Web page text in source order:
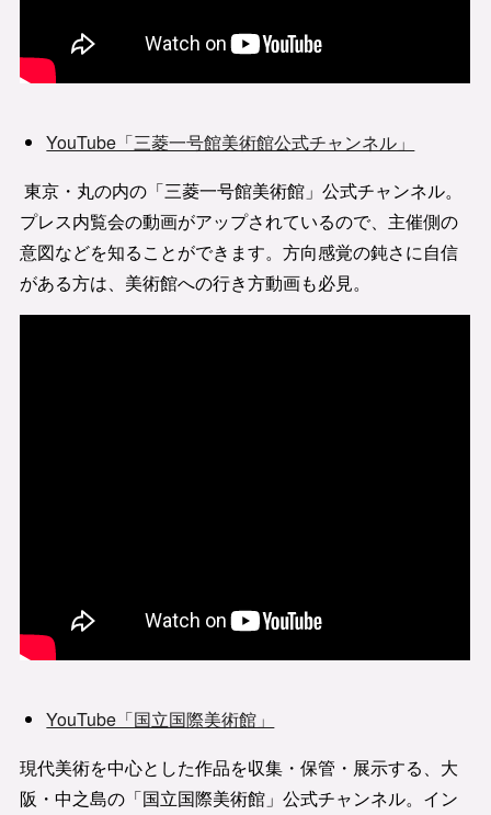
YouTube「三菱一号館美術館公式チャンネル」
東京・丸の内の「三菱一号館美術館」公式チャンネル。
プレス内覧会の動画がアップされているので、主催側の
意図などを知ることができます。方向感覚の鈍さに自信
がある方は、美術館への行き方動画も必見。
YouTube「国立国際美術館」
現代美術を中心とした作品を収集・保管・展示する、大
阪・中之島の「国立国際美術館」公式チャンネル。イン